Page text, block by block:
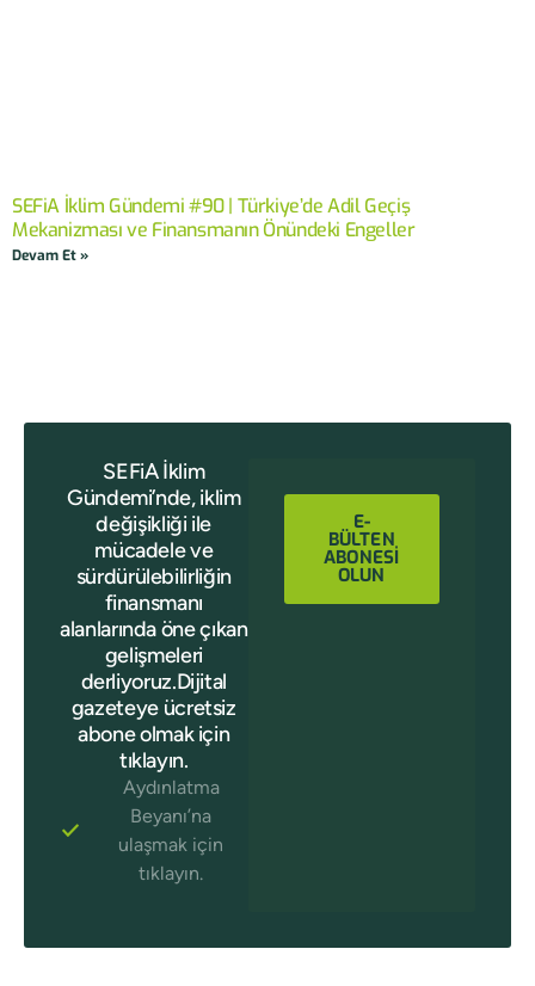
SEFiA İklim Gündemi #90 | Türkiye’de Adil Geçiş
Mekanizması ve Finansmanın Önündeki Engeller
Devam Et »
SEFiA İklim
Gündemi’nde, iklim
değişikliği ile
mücadele ve
sürdürülebilirliğin
finansmanı
alanlarında öne çıkan
gelişmeleri
derliyoruz.Dijital
gazeteye ücretsiz
abone olmak için
tıklayın.
Aydınlatma
Beyanı’na
ulaşmak için
tıklayın.
E-
BÜLTEN
ABONESİ
OLUN